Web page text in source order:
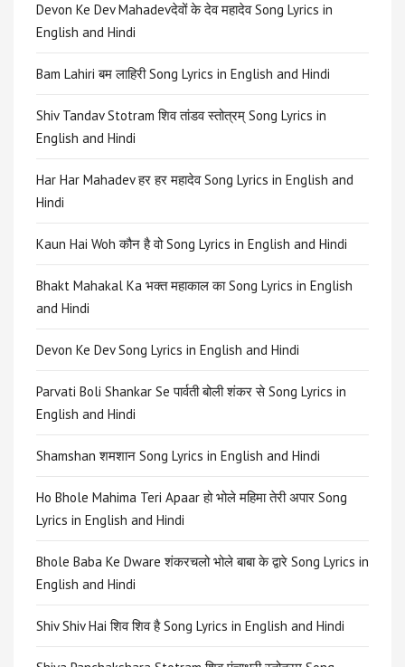
Devon Ke Dev Mahadevदेवों के देव महादेव Song Lyrics in
English and Hindi
Bam Lahiri बम लाहिरी Song Lyrics in English and Hindi
Shiv Tandav Stotram शिव तांडव स्तोत्रम् Song Lyrics in
English and Hindi
Har Har Mahadev हर हर महादेव Song Lyrics in English and
Hindi
Kaun Hai Woh कौन है वो Song Lyrics in English and Hindi
Bhakt Mahakal Ka भक्त महाकाल का Song Lyrics in English
and Hindi
Devon Ke Dev Song Lyrics in English and Hindi
Parvati Boli Shankar Se पार्वती बोली शंकर से Song Lyrics in
English and Hindi
Shamshan शमशान Song Lyrics in English and Hindi
Ho Bhole Mahima Teri Apaar हो भोले महिमा तेरी अपार Song
Lyrics in English and Hindi
Bhole Baba Ke Dware शंकरचलो भोले बाबा के द्वारे Song Lyrics in
English and Hindi
Shiv Shiv Hai शिव शिव है Song Lyrics in English and Hindi